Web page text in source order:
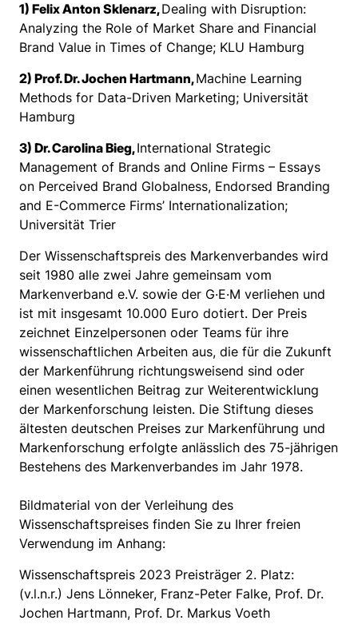
1) Felix Anton Sklenarz,Dealing with Disruption:
Analyzing the Role of Market Share and Financial
Brand Value in Times of Change; KLU Hamburg
2) Prof. Dr. Jochen Hartmann,Machine Learning
Methods for Data-Driven Marketing; Universität
Hamburg
3) Dr. Carolina Bieg,International Strategic
Management of Brands and Online Firms – Essays
on Perceived Brand Globalness, Endorsed Branding
and E-Commerce Firms’ Internationalization;
Universität Trier
Der Wissenschaftspreis des Markenverbandes wird
seit 1980 alle zwei Jahre gemeinsam vom
Markenverband e.V. sowie der G·E·M verliehen und
ist mit insgesamt 10.000 Euro dotiert. Der Preis
zeichnet Einzelpersonen oder Teams für ihre
wissenschaftlichen Arbeiten aus, die für die Zukunft
der Markenführung richtungsweisend sind oder
einen wesentlichen Beitrag zur Weiterentwicklung
der Markenforschung leisten. Die Stiftung dieses
ältesten deutschen Preises zur Markenführung und
Markenforschung erfolgte anlässlich des 75-jährigen
Bestehens des Markenverbandes im Jahr 1978.
Bildmaterial von der Verleihung des
Wissenschaftspreises finden Sie zu Ihrer freien
Verwendung im Anhang:
Wissenschaftspreis 2023 Preisträger 2. Platz:
(v.l.n.r.) Jens Lönneker, Franz-Peter Falke, Prof. Dr.
Jochen Hartmann, Prof. Dr. Markus Voeth